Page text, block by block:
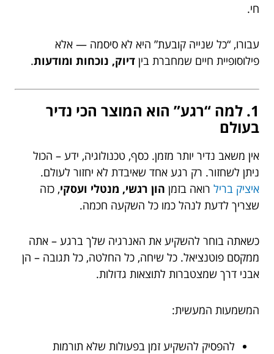
חי.
עבורו, “כל שנייה קובעת” היא לא סיסמה — אלא
פילוסופיית חיים שמחברת בין דיוק, נוכחות ומודעות.
1. למה “רגע” הוא המוצר הכי נדיר
בעולם
אין משאב נדיר יותר מזמן. כסף, טכנולוגיה, ידע – הכול
ניתן לשחזור. רק רגע אחד שאיבדת לא יחזור לעולם.
איציק בריל רואה בזמן הון רגשי, מנטלי ועסקי, כזה
שצריך לדעת לנהל כמו כל השקעה חכמה.
כשאתה בוחר להשקיע את האנרגיה שלך ברגע – אתה
ממקסם פוטנציאל. כל שיחה, כל החלטה, כל תגובה – הן
אבני דרך שמצטברות לתוצאות גדולות.
המשמעות המעשית:
להפסיק להשקיע זמן בפעולות שלא תורמות